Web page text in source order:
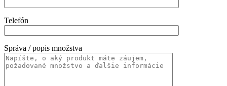
Telefón
Správa / popis množstva